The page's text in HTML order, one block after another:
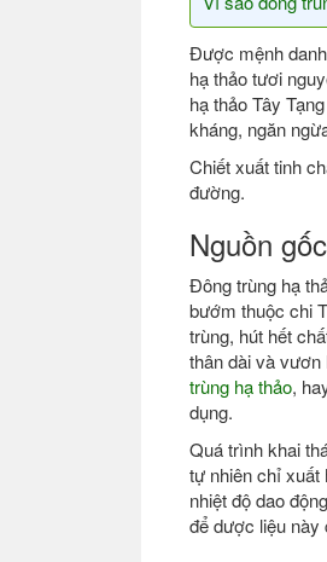
Được mệnh
hạ thảo tươi
hạ thảo Tây
kháng, ngăn
Chiết xuất tinh
đường.
Nguồn
Đông trùng hạ
bướm thuộc chi
trùng, hút hết
thân dài và vươn
trùng hạ thảo,
dụng.
Quá trình khai
tự nhiên chỉ xuất
nhiệt độ dao
để dược liệu này